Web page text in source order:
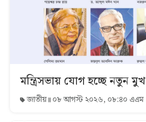
মন্ত্রিসভায় যোগ হচ্ছে নতুন মুখ
জাতীয় ০৮ আগস্ট ২০২৬, ০৮:৪০ এএম